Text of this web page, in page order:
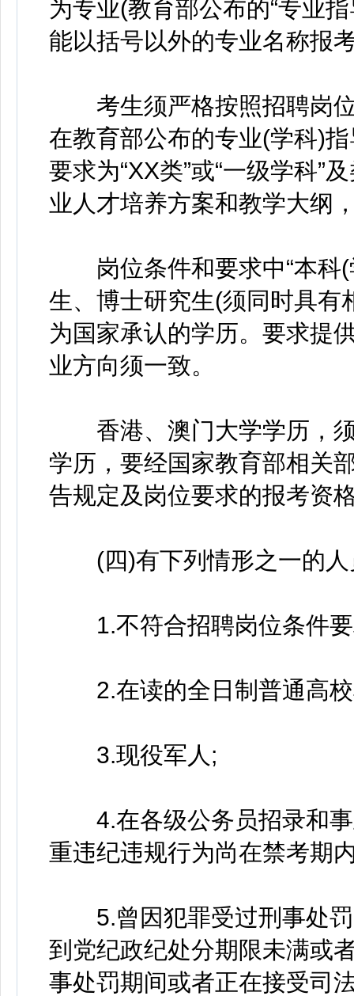
为专业(教育部公布的“专业
能以括号以外的专业名称报
考生须严格按照招聘岗位
在教育部公布的专业(学科)
要求为“XX类”或“一级学科”
业人才培养方案和教学大纲
岗位条件和要求中“本科(
生、博士研究生(须同时具有
为国家承认的学历。要求提
业方向须一致。
香港、澳门大学学历，须
学历，要经国家教育部相关
告规定及岗位要求的报考资
(四)有下列情形之一的人
1.不符合招聘岗位条件要
2.在读的全日制普通高校
3.现役军人;
4.在各级公务员招录和事
重违纪违规行为尚在禁考期
5.曾因犯罪受过刑事处罚
到党纪政纪处分期限未满或
事处罚期间或者正在接受司